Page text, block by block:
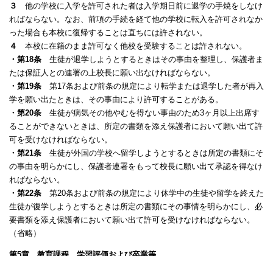
３
他の学校に入学を許可された者は入学期日前に退学の手焼をしなけ
ればならない。なお、前項の手続を経て他の学校に転入を許可されなか
った場合も本校に復帰することは直ちには許されない。
４
本校に在籍のまま許可なく他校を受験することは許されない。
・第18条 生徒が退学しようとするときはその事由を整理し、保護者ま
たは保証人との連署の上校長に願い出なければならない。
・第19条 第17条および前条の規定により転学または退学した者が再入
学を願い出たときは、その事由により許可することがある。
・第20条 生徒が病気その他やむを得ない事由のため3ヶ月以上出席す
ることができないときは、所定の書類を添え保護者において願い出て許
可を受けなければならない。
・第21条 生徒が外国の学校へ留学しようとするときは所定の書類にそ
の事由を明らかにし、保護者連署をもって校長に願い出て承認を得なけ
ればならない。
・第22条 第20条および前条の規定により休学中の生徒や留学を終えた
生徒が復学しようとするときは所定の書類にその事情を明らかにし、必
要書類を添え保護者において願い出て許可を受けなければならない。
（省略）